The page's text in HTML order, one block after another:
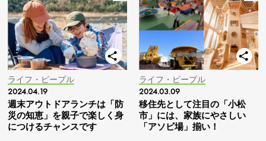
ライフ・ピープル
2024.04.19
週末アウトドアランチは「防
災の知恵」を親子で楽しく身
につけるチャンスです
ライフ・ピープル
2024.03.09
移住先として注目の「小松
市」には、家族にやさしい
「アソビ場」揃い！